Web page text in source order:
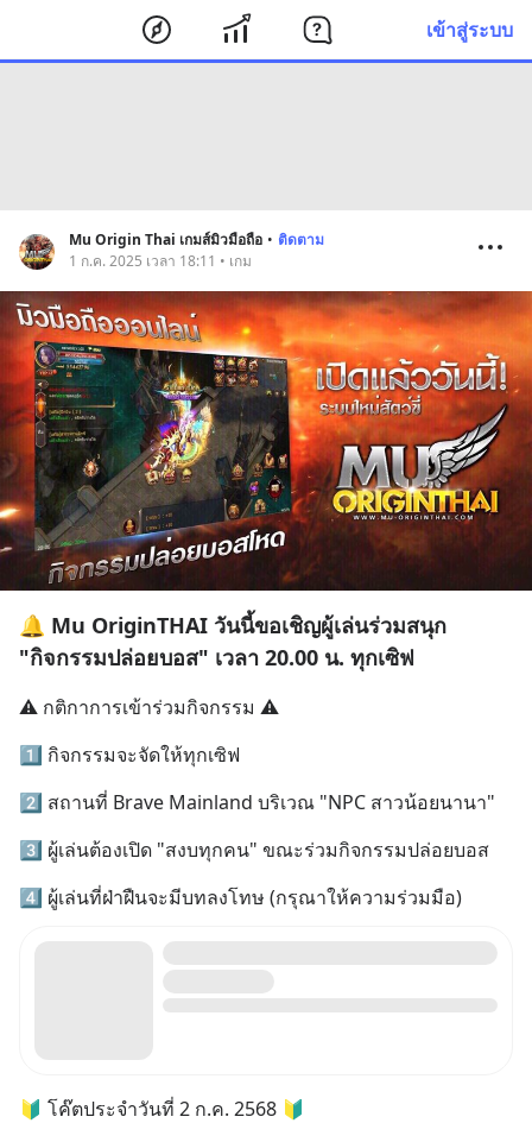
เข้าสู่ระบบ
Mu Origin Thai เกมส์มิวมือถือ • ติดตาม
1 ก.ค. 2025 เวลา 18:11 • เกม
🔔 Mu OriginTHAI วันนี้ขอเชิญผู้เล่นร่วมสนุก
"กิจกรรมปล่อยบอส" เวลา 20.00 น. ทุกเซิฟ
⚠️ กติกาการเข้าร่วมกิจกรรม ⚠️
1⃣ กิจกรรมจะจัดให้ทุกเซิฟ
2⃣ สถานที่ Brave Mainland บริเวณ "NPC สาวน้อยนานา"
3⃣ ผู้เล่นต้องเปิด "สงบทุกคน" ขณะร่วมกิจกรรมปล่อยบอส
4⃣ ผู้เล่นที่ฝ่าฝืนจะมีบทลงโทษ (กรุณาให้ความร่วมมือ)
🔰 โค๊ตประจำวันที่ 2 ก.ค. 2568 🔰